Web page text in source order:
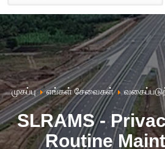
முகப்பு எங்கள் சேவைகள்
SLRAMS -
Routine